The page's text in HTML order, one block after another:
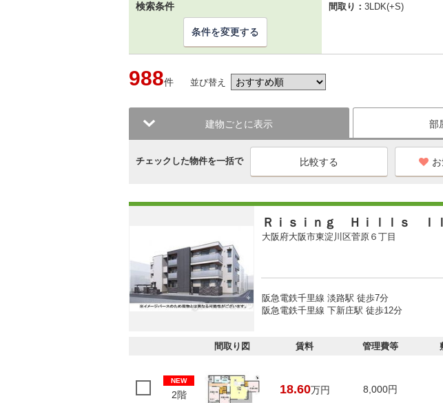
検索条件 間取り： 3LDK(+S)
条件を変更する
988件 並び替え
建物ごとに表示 部
チェックした物件を一括で
Ｒｉｓｉｎｇ Ｈｉｌｌｓ ＩＩ
大阪府大阪市東淀川区菅原６丁目
阪急電鉄千里線 淡路駅 徒歩7分
阪急電鉄千里線 下新庄駅 徒歩12分
間取り図 賃料 管理費等
NEW
2階 18.60万円 8,000円